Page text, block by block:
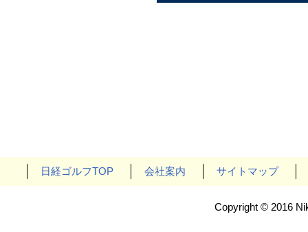
日経ゴルフTOP 会社案内 サイトマップ
Copyright © 2016